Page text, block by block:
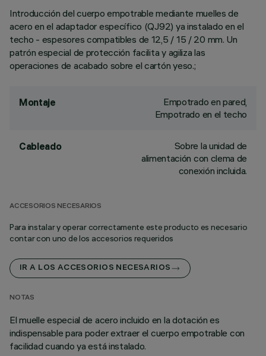
Introducción del cuerpo empotrable mediante muelles de
acero en el adaptador específico (QJ92) ya instalado en el
techo - espesores compatibles de 12,5 / 15 / 20 mm. Un
patrón especial de protección facilita y agiliza las
operaciones de acabado sobre el cartón yeso.;
Montaje
Empotrado en pared,
Empotrado en el techo
Cableado
Sobre la unidad de
alimentación con clema de
conexión incluida.
ACCESORIOS NECESARIOS
Para instalar y operar correctamente este producto es necesario
contar con uno de los accesorios requeridos
IR A LOS ACCESORIOS NECESARIOS
NOTAS
El muelle especial de acero incluido en la dotación es
indispensable para poder extraer el cuerpo empotrable con
facilidad cuando ya está instalado.